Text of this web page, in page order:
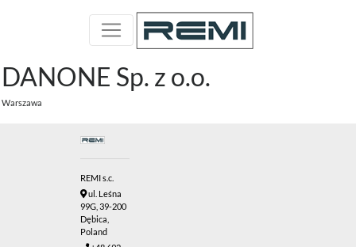
DANONE Sp. z o.o.
Warszawa
REMI s.c.
ul. Leśna
99G, 39-200
Dębica,
Poland